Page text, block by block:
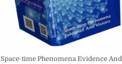
Space-time Phenomena Evidence And